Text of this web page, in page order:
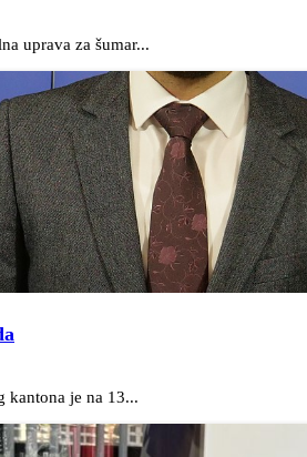
uprava za šumar...
kantona je na 13...